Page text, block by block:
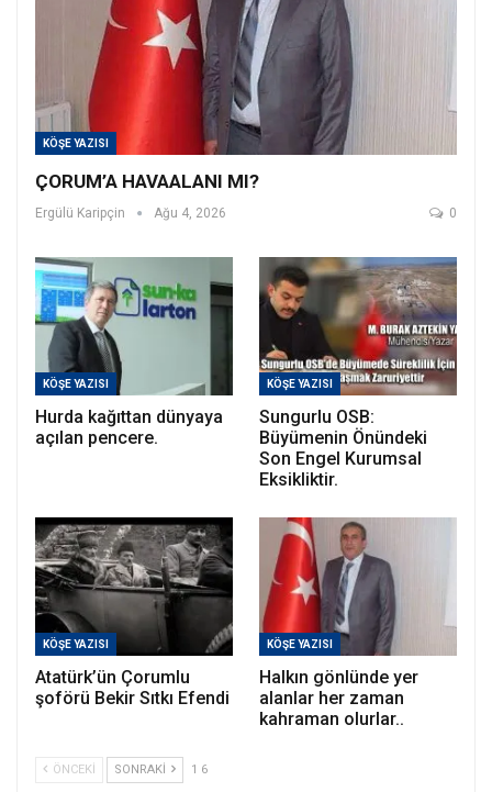
KÖŞE YAZISI
ÇORUM’A HAVAALANI MI?
Ergülü Karipçin Ağu 4, 2026 0
KÖŞE YAZISI
Hurda kağıttan dünyaya
açılan pencere.
KÖŞE YAZISI
Sungurlu OSB:
Büyümenin Önündeki
Son Engel Kurumsal
Eksikliktir.
KÖŞE YAZISI
Atatürk’ün Çorumlu
şoförü Bekir Sıtkı Efendi
KÖŞE YAZISI
Halkın gönlünde yer
alanlar her zaman
kahraman olurlar..
ÖNCEKI SONRAKI 1 6